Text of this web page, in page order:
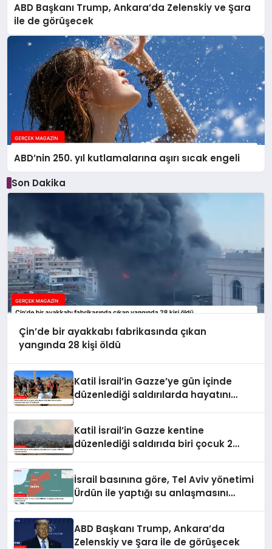
ABD Başkanı Trump, Ankara’da Zelenskiy ve Şara
ile de görüşecek
ABD’nin 250. yıl kutlamalarına aşırı sıcak engeli
Son Dakika
Çin’de bir ayakkabı fabrikasında çıkan
yangında 28 kişi öldü
Katil İsrail’in Gazze’ye gün içinde
düzenlediği saldırılarda hayatını
Katil İsrail’in Gazze kentine
düzenlediği saldırıda biri çocuk 2
İsrail basınına göre, Tel Aviv yönetimi
Ürdün ile yaptığı su anlaşmasını
ABD Başkanı Trump, Ankara’da
Zelenskiy ve Şara ile de görüşecek